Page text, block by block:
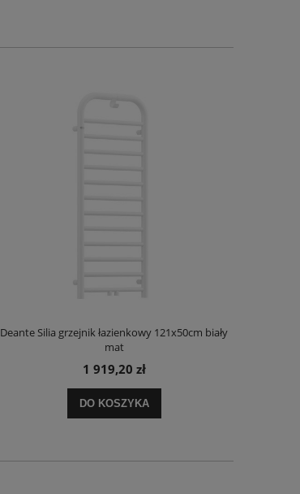
Deante Silia grzejnik łazienkowy 121x50cm biały
mat
1 919,20 zł
DO KOSZYKA